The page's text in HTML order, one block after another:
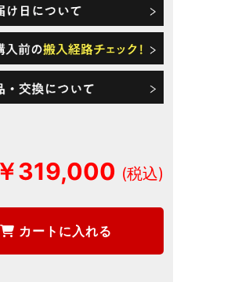
￥319,000
カートに入れる